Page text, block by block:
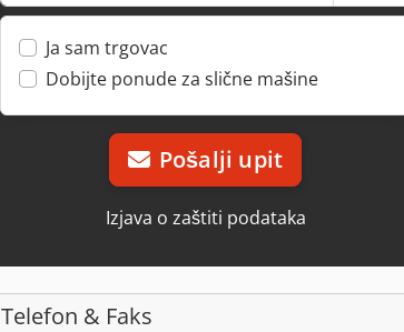
Ja sam trgovac
Dobijte ponude za slične mašine
Pošalji upit
Izjava o zaštiti podataka
Telefon & Faks